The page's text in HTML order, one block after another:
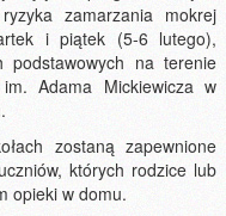
zamarzania mokrej
i piątek (5-6 lutego),
podstawowych na terenie
Adama Mickiewicza w
zostaną zapewnione
których rodzice lub
opieki w domu.